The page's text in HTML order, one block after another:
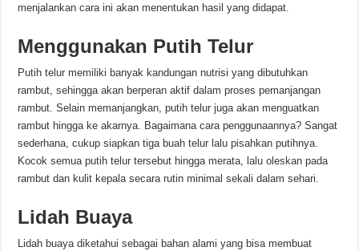
menjalankan cara ini akan menentukan hasil yang didapat.
Menggunakan Putih Telur
Putih telur memiliki banyak kandungan nutrisi yang dibutuhkan
rambut, sehingga akan berperan aktif dalam proses pemanjangan
rambut. Selain memanjangkan, putih telur juga akan menguatkan
rambut hingga ke akarnya. Bagaimana cara penggunaannya? Sangat
sederhana, cukup siapkan tiga buah telur lalu pisahkan putihnya.
Kocok semua putih telur tersebut hingga merata, lalu oleskan pada
rambut dan kulit kepala secara rutin minimal sekali dalam sehari.
Lidah Buaya
Lidah buaya diketahui sebagai bahan alami yang bisa membuat